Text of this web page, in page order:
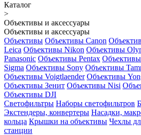
Каталог
>
Объективы и аксессуары
Объективы и аксессуары
Объективы Объективы Canon
Leica Объективы Nikon Объективы
Panasonic Объективы Pentax
Sigma Объективы Sony Объективы
Объективы Voigtlaender Объективы
Объективы Зенит Объективы Nisi
Объективы DJI
Светофильтры Наборы светофильтров
Экстендеры, конвертеры Насадки,
кольца Крышки на объективы Чехлы
станции